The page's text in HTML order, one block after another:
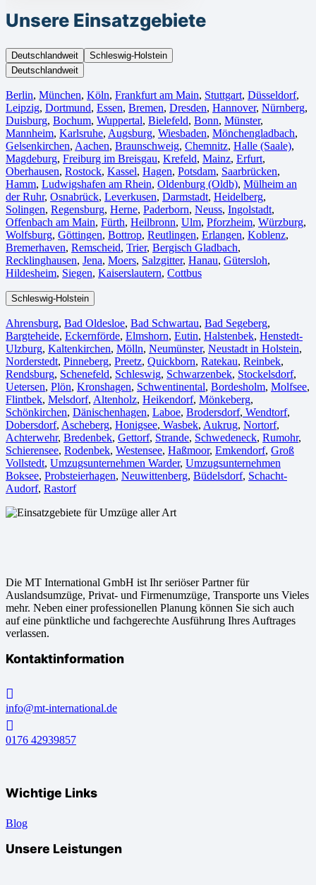
Unsere Einsatzgebiete
Deutschlandweit
Schleswig-Holstein
Deutschlandweit
Berlin⁠, München, Köln⁠, Frankfurt am Main, Stuttgart, Düsseldorf,
Leipzig, Dortmund, Essen, Bremen, Dresden, Hannover, Nürnberg,
Duisburg⁠, Bochum, Wuppertal⁠, Bielefeld⁠, Bonn⁠, Münster⁠,
Mannheim, Karlsruhe, Augsburg, Wiesbaden⁠, Mönchengladbach⁠,
Gelsenkirchen⁠, Aachen⁠, Braunschweig, Chemnitz⁠, Halle (Saale)⁠,
Magdeburg, Freiburg im Breisgau⁠, Krefeld⁠, Mainz⁠, Erfurt,
Oberhausen⁠, Rostock⁠, Kassel⁠, Hagen, Potsdam, Saarbrücken⁠,
Hamm, Ludwigshafen am Rhein⁠, Oldenburg (Oldb), Mülheim an
der Ruhr, Osnabrück⁠, Leverkusen, Darmstadt⁠, Heidelberg,
Solingen, Regensburg, Herne⁠, Paderborn, Neuss, Ingolstadt,
Offenbach am Main, Fürth⁠, Heilbronn, Ulm⁠, Pforzheim, Würzburg,
Wolfsburg⁠, Göttingen, Bottrop, Reutlingen, Erlangen⁠, Koblenz,
Bremerhaven⁠, Remscheid, Trier⁠, Bergisch Gladbach,
Recklinghausen, Jena⁠, Moers⁠, Salzgitter⁠, Hanau, Gütersloh,
Hildesheim⁠, Siegen⁠, Kaiserslautern⁠, Cottbus⁠
Schleswig-Holstein
Ahrensburg, Bad Oldesloe, Bad Schwartau, Bad Segeberg,
Bargteheide, Eckernförde, Elmshorn, Eutin, Halstenbek, Henstedt-
Ulzburg, Kaltenkirchen, Mölln, Neumünster, Neustadt in Holstein,
Norderstedt, Pinneberg, Preetz, Quickborn, Ratekau, Reinbek,
Rendsburg, Schenefeld, Schleswig, Schwarzenbek, Stockelsdorf,
Uetersen, Plön, Kronshagen, Schwentinental, Bordesholm, Molfsee,
Flintbek, Melsdorf, Altenholz, Heikendorf, Mönkeberg,
Schönkirchen, Dänischenhagen, Laboe, Brodersdorf, Wendtorf,
Dobersdorf, Ascheberg, Honigsee, Wasbek, Aukrug, Nortorf,
Achterwehr, Bredenbek, Gettorf, Strande, Schwedeneck, Rumohr,
Schierensee, Rodenbek, Westensee, Haßmoor, Emkendorf, Groß
Vollstedt, Umzugsunternehmen Warder, Umzugsunternehmen
Boksee, Probsteierhagen, Neuwittenberg, Büdelsdorf, Schacht-
Audorf, Rastorf
Die MT International GmbH ist Ihr seriöser Partner für
Auslandsumzüge, Privat- und Firmenumzüge, Transporte uns Vieles
mehr. Neben einer professionellen Planung können Sie sich auch
auf eine pünktliche und fachgerechte Ausführung Ihres Auftrages
verlassen.
Kontaktinformation
info@mt-international.de
0176 42939857
Wichtige Links
Blog
Unsere Leistungen